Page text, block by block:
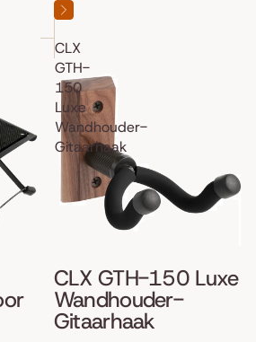
CLX
GTH-
150
Luxe
Wandhouder-
Gitaarhaak
CLX GTH-150 Luxe
Wandhouder-
Gitaarhaak